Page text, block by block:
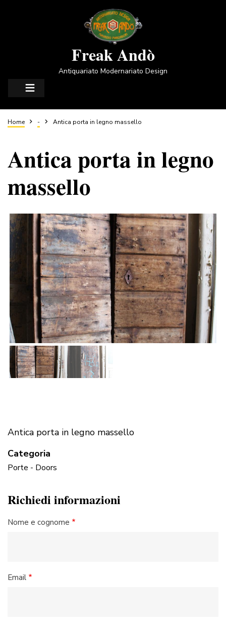
Freak Andò
Antiquariato Modernariato Design
Briciole
di
pane
Home - Antica porta in legno massello
Antica porta in legno
massello
Antica porta in legno massello
Categoria
Porte - Doors
Richiedi informazioni
Nome e cognome
Email